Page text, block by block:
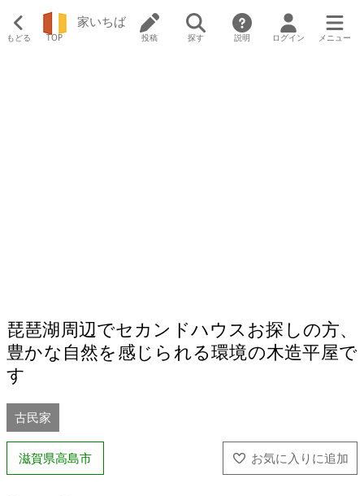
もどる TOP
家いちば
投稿 探す 説明 ログイン メニュー
琵琶湖周辺でセカンドハウスお探しの方、
豊かな自然を感じられる環境の木造平屋で
す
古民家
滋賀県高島市